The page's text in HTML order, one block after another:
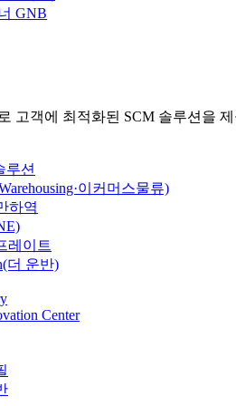
고객에 최적화된 SCM 솔루션을
루션
이커머스물류)
하역
레이트
더 운반)
Center